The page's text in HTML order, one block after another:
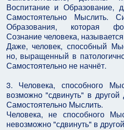
Воспитание и Образование,
Самостоятельно Мыслить.
Образования, которая
Сознание человека,
Даже, человек, способный
но, выращенный в
Самостоятельно не начнёт.
3. Человека, способного
возможно "сдвинуть" в
Самостоятельно Мыслить.
Человека, не способного
невозможно "сдвинуть" в